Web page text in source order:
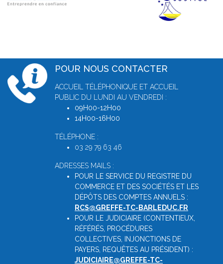
POUR NOUS CONTACTER
ACCUEIL TÉLÉPHONIQUE ET ACCUEIL
PUBLIC DU LUNDI AU VENDREDI :
09H00-12H00
14H00-16H00
TÉLÉPHONE :
03 29 79 63 46
ADRESSES MAILS :
POUR LE SERVICE DU REGISTRE DU
COMMERCE ET DES SOCIÉTÉS ET LES
DÉPÔTS DES COMPTES ANNUELS :
RCS@GREFFE-TC-BARLEDUC.FR
POUR LE JUDICIAIRE (CONTENTIEUX,
RÉFÉRÉS, PROCÉDURES
COLLECTIVES, INJONCTIONS DE
PAYERS, REQUÊTES AU PRÉSIDENT) :
JUDICIAIRE@GREFFE-TC-